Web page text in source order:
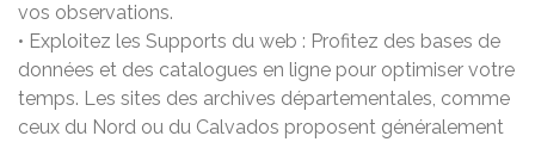
vos observations.
• Exploitez les Supports du web : Profitez des bases de
données et des catalogues en ligne pour optimiser votre
temps. Les sites des archives départementales, comme
ceux du Nord ou du Calvados proposent généralement